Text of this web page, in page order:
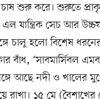
শুরু করে। শুরুতে
যান্ত্রিক সেচ আর
হলো বিশেষ ধরনের
বাঁধ, ‘সাবমার্সিবল
আছে নদী ও
রাখা। ১৫ মে